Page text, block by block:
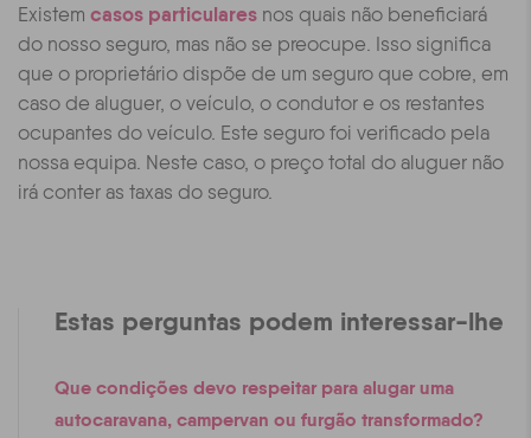
Existem casos particulares nos quais não beneficiará
do nosso seguro, mas não se preocupe. Isso significa
que o proprietário dispõe de um seguro que cobre, em
caso de aluguer, o veículo, o condutor e os restantes
ocupantes do veículo. Este seguro foi verificado pela
nossa equipa. Neste caso, o preço total do aluguer não
irá conter as taxas do seguro.
Estas perguntas podem interessar-lhe
Que condições devo respeitar para alugar uma
autocaravana, campervan ou furgão transformado?